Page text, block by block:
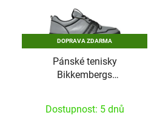
DOPRAVA ZDARMA
Pánské tenisky
Bikkembergs
Dostupnost: 5 dnů